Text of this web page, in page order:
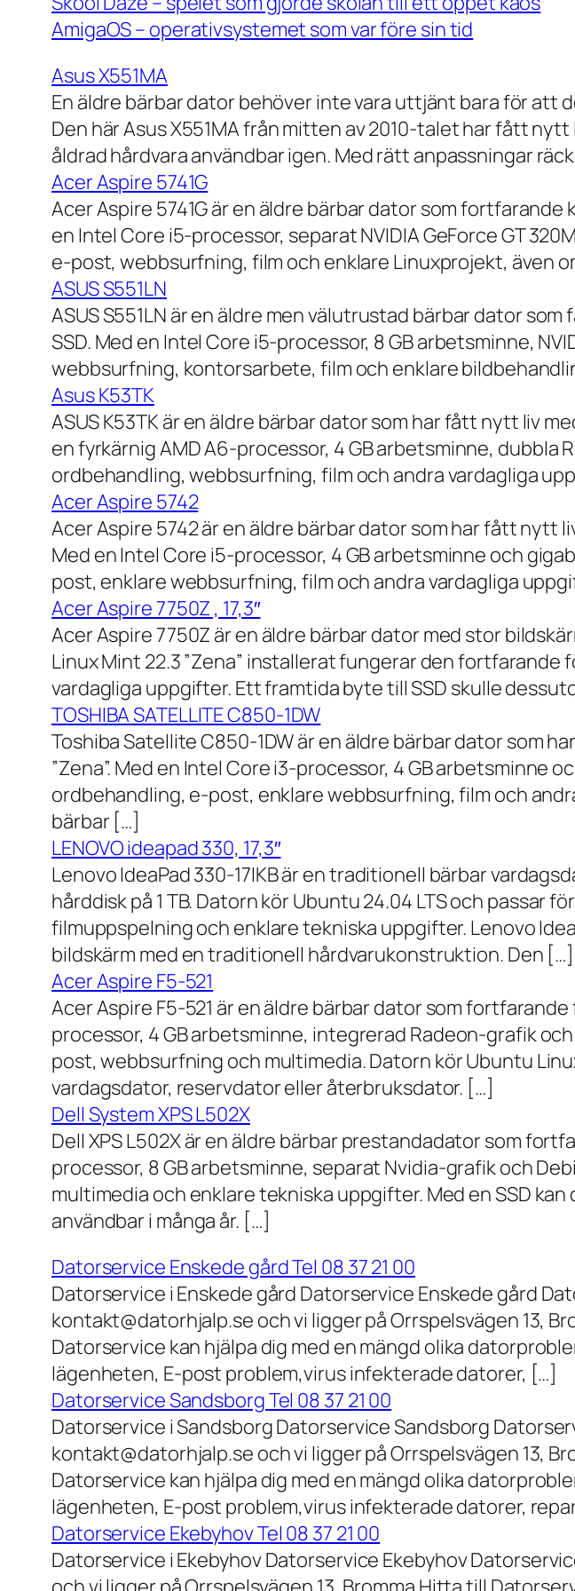
AmigaOS – operativsystemet som var före sin tid
Asus X551MA
En äldre bärbar dator behöver inte vara uttjänt bara för att
Den här Asus X551MA från mitten av 2010-talet har fått
åldrad hårdvara användbar igen. Med rätt anpassningar
Acer Aspire 5741G
Acer Aspire 5741G är en äldre bärbar dator som fortfarande
en Intel Core i5-processor, separat NVIDIA GeForce GT
e-post, webbsurfning, film och enklare Linuxprojekt, även
ASUS S551LN
ASUS S551LN är en äldre men välutrustad bärbar dator
SSD. Med en Intel Core i5-processor, 8 GB arbetsminne,
webbsurfning, kontorsarbete, film och enklare
Asus K53TK
ASUS K53TK är en äldre bärbar dator som har fått nytt liv
en fyrkärnig AMD A6-processor, 4 GB arbetsminne,
ordbehandling, webbsurfning, film och andra vardagliga
Acer Aspire 5742
Acer Aspire 5742 är en äldre bärbar dator som har fått nytt
Med en Intel Core i5-processor, 4 GB arbetsminne och
post, enklare webbsurfning, film och andra vardagliga
Acer Aspire 7750Z , 17,3″
Acer Aspire 7750Z är en äldre bärbar dator med stor
Linux Mint 22.3 ”Zena” installerat fungerar den
vardagliga uppgifter. Ett framtida byte till SSD skulle
TOSHIBA SATELLITE C850-1DW
Toshiba Satellite C850-1DW är en äldre bärbar dator som
”Zena”. Med en Intel Core i3-processor, 4 GB
ordbehandling, e-post, enklare webbsurfning, film och
bärbar […]
LENOVO ideapad 330, 17,3″
Lenovo IdeaPad 330-17IKB är en traditionell bärbar
hårddisk på 1 TB. Datorn kör Ubuntu 24.04 LTS och
filmuppspelning och enklare tekniska uppgifter. Lenovo
bildskärm med en traditionell hårdvarukonstruktion. Den […]
Acer Aspire F5-521
Acer Aspire F5-521 är en äldre bärbar dator som
processor, 4 GB arbetsminne, integrerad Radeon-grafik
post, webbsurfning och multimedia. Datorn kör Ubuntu
vardagsdator, reservdator eller återbruksdator. […]
Dell System XPS L502X
Dell XPS L502X är en äldre bärbar prestandadator som
processor, 8 GB arbetsminne, separat Nvidia-grafik och
multimedia och enklare tekniska uppgifter. Med en SSD
användbar i många år. […]
Datorservice Enskede gård Tel 08 37 21 00
Datorservice i Enskede gård Datorservice Enskede gård
kontakt@datorhjalp.se och vi ligger på Orrspelsvägen 13,
Datorservice kan hjälpa dig med en mängd olika
lägenheten, E-post problem,virus infekterade datorer, […]
Datorservice Sandsborg Tel 08 37 21 00
Datorservice i Sandsborg Datorservice Sandsborg
kontakt@datorhjalp.se och vi ligger på Orrspelsvägen 13,
Datorservice kan hjälpa dig med en mängd olika
lägenheten, E-post problem,virus infekterade datorer,
Datorservice Ekebyhov Tel 08 37 21 00
Datorservice i Ekebyhov Datorservice Ekebyhov